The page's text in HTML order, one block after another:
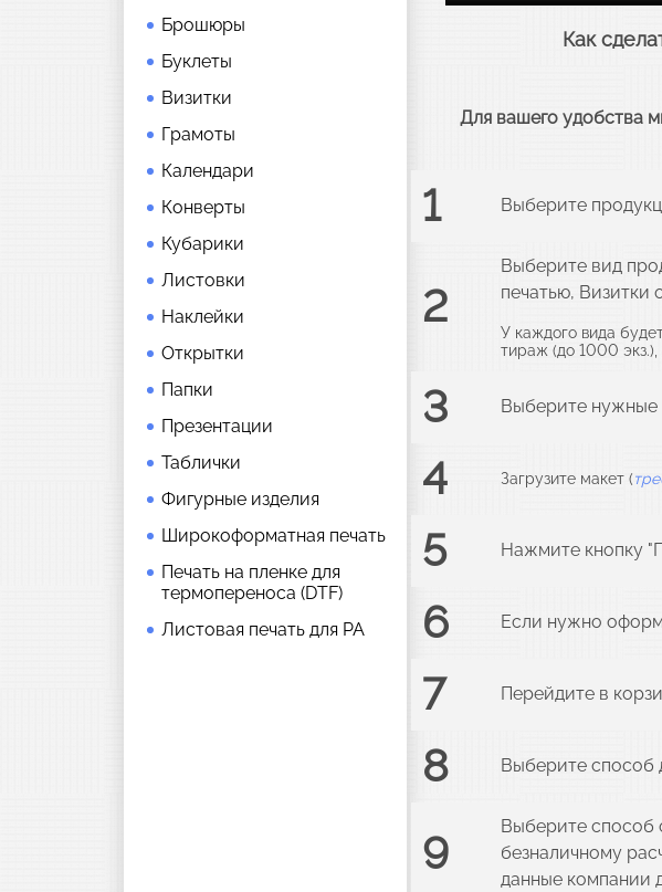
Брошюры
Буклеты
Визитки
Грамоты
Календари
Конверты
Кубарики
Листовки
Наклейки
Открытки
Папки
Презентации
Таблички
Фигурные изделия
Широкоформатная печать
Печать на пленке для
термопереноса (DTF)
Листовая печать для РА
Как
Для вашего удобства
1 Выберите
2
Выберите вид
печатью, Визитки
У каждого вида
тираж (до 1000
3 Выберите нужные
4 Загрузите макет (
5 Нажмите кнопку
6 Если нужно
7 Перейдите в
8 Выберите способ
9
Выберите способ
безналичному
данные компании